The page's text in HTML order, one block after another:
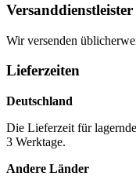
Versanddienstleister
Wir versenden
Lieferzeiten
Deutschland
Die Lieferzeit für
3 Werktage.
Andere Länder